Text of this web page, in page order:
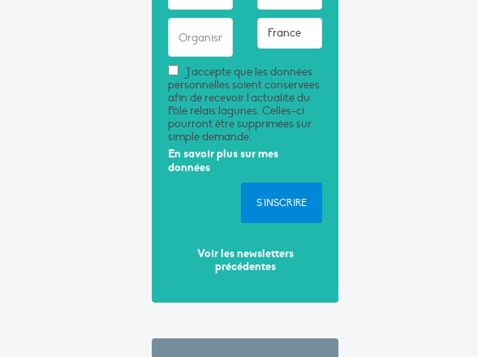
J'accepte que les données
personnelles soient conservées
afin de recevoir l'actualité du
Pôle relais lagunes. Celles-ci
pourront être supprimées sur
simple demande.
En savoir plus sur mes
données
S'INSCRIRE
Voir les newsletters
précédentes